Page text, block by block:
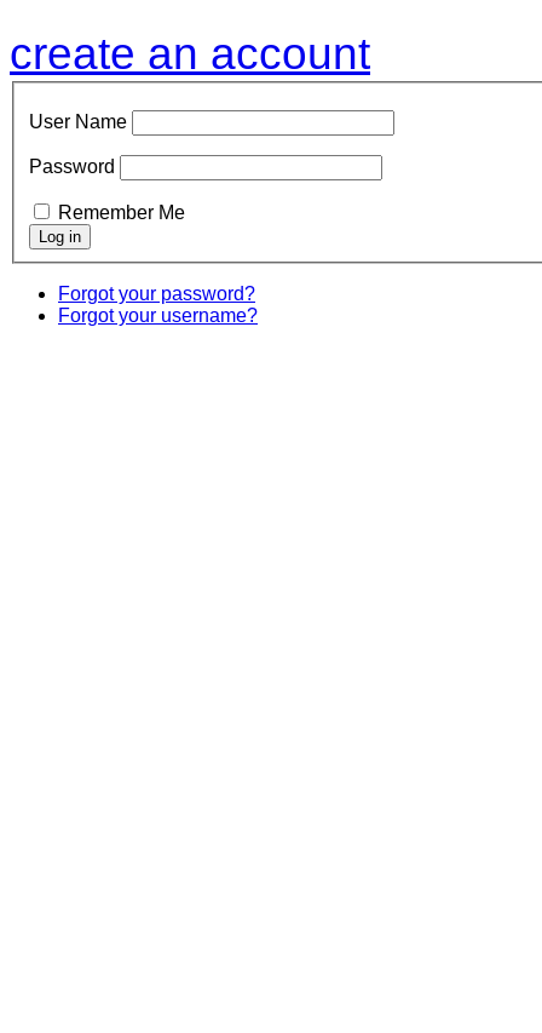
create an account
User Name
Password
Remember Me
Forgot your password?
Forgot your username?